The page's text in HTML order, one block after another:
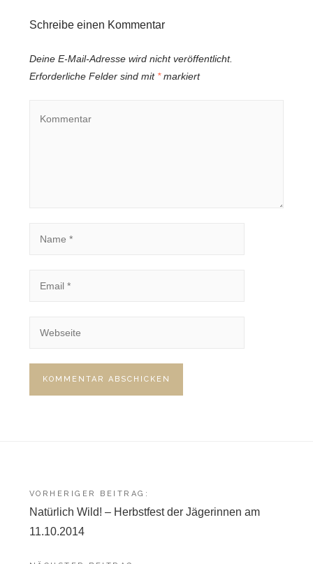
Schreibe einen Kommentar
Deine E-Mail-Adresse wird nicht veröffentlicht.
Erforderliche Felder sind mit *markiert
Beitragsnavigation
VORHERIGER BEITRAG:
Natürlich Wild! – Herbstfest der Jägerinnen am
11.10.2014